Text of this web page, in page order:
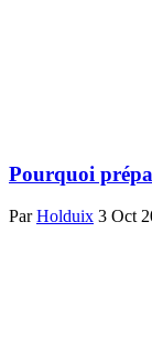
Pourquoi
ParHolduix 3 Oct